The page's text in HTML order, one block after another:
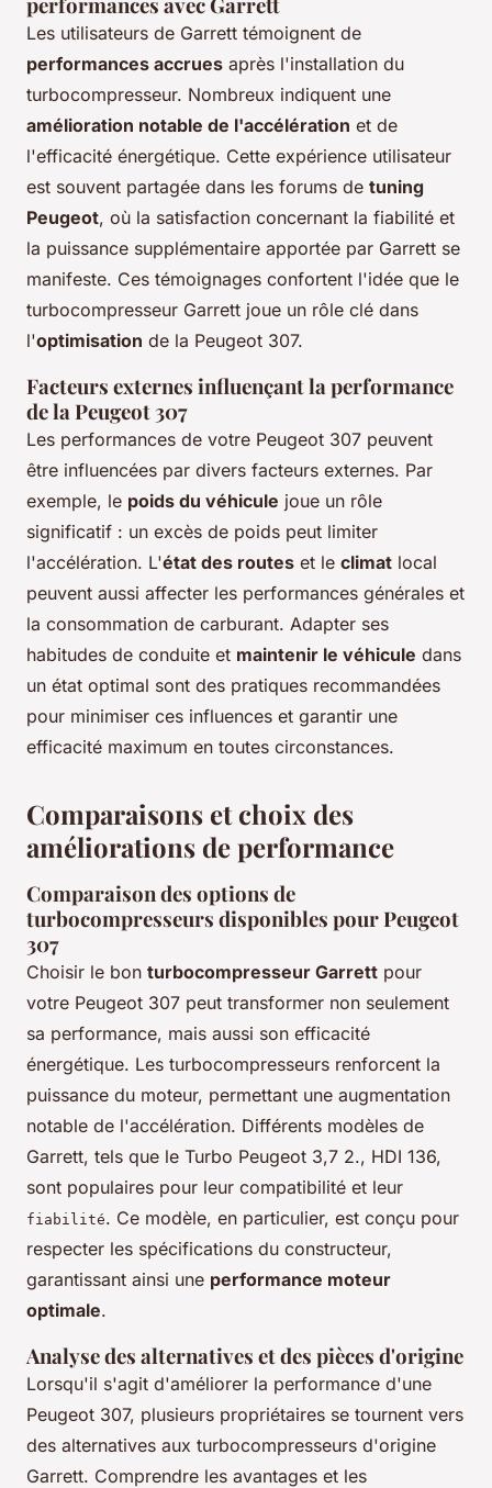
Les utilisateurs de Garrett témoignent de
performances accrues après l'installation du
turbocompresseur. Nombreux indiquent une
amélioration notable de l'accélération et de
l'efficacité énergétique. Cette expérience utilisateur
est souvent partagée dans les forums de tuning
Peugeot, où la satisfaction concernant la fiabilité et
la puissance supplémentaire apportée par Garrett se
manifeste. Ces témoignages confortent l'idée que le
turbocompresseur Garrett joue un rôle clé dans
l'optimisation de la Peugeot 307.
Facteurs externes influençant la performance
de la Peugeot 307
Les performances de votre Peugeot 307 peuvent
être influencées par divers facteurs externes. Par
exemple, le poids du véhicule joue un rôle
significatif : un excès de poids peut limiter
l'accélération. L'état des routes et le climat local
peuvent aussi affecter les performances générales et
la consommation de carburant. Adapter ses
habitudes de conduite et maintenir le véhicule dans
un état optimal sont des pratiques recommandées
pour minimiser ces influences et garantir une
efficacité maximum en toutes circonstances.
Comparaisons et choix des
améliorations de performance
Comparaison des options de
turbocompresseurs disponibles pour Peugeot
307
Choisir le bon turbocompresseur Garrett pour
votre Peugeot 307 peut transformer non seulement
sa performance, mais aussi son efficacité
énergétique. Les turbocompresseurs renforcent la
puissance du moteur, permettant une augmentation
notable de l'accélération. Différents modèles de
Garrett, tels que le Turbo Peugeot 3,7 2., HDI 136,
sont populaires pour leur compatibilité et leur
fiabilité. Ce modèle, en particulier, est conçu pour
respecter les spécifications du constructeur,
garantissant ainsi une performance moteur
optimale.
Analyse des alternatives et des pièces d'origine
Lorsqu'il s'agit d'améliorer la performance d'une
Peugeot 307, plusieurs propriétaires se tournent vers
des alternatives aux turbocompresseurs d'origine
Garrett. Comprendre les avantages et les